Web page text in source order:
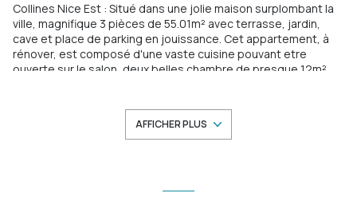
Collines Nice Est : Situé dans une jolie maison surplombant la
ville, magnifique 3 pièces de 55.01m² avec terrasse, jardin,
cave et place de parking en jouissance. Cet appartement, à
rénover, est composé d'une vaste cuisine pouvant etre
ouverte sur le salon, deux belles chambre de presque 12m²
situation dominante, ensoleillé, combles récupérables, tout à
l'égout, bassin-cuve de 6000 litres pour le jardin, toiture et
Les informations sur les risques auxquels ce bien est exposé
AFFICHER PLUS